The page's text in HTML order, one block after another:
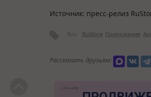
Источник: пресс-релиз
Теги: RuStore Приложения
Рассказать друзьям: